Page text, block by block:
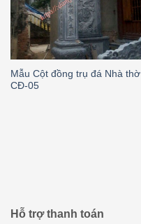
Mẫu Cột đồng trụ đá Nhà thờ
CĐ-05
Hỗ trợ thanh toán